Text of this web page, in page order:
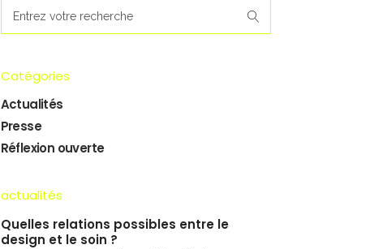
for:
Catégories
Actualités
Presse
Réflexion ouverte
actualités
Quelles relations possibles entre le
design et le soin ?